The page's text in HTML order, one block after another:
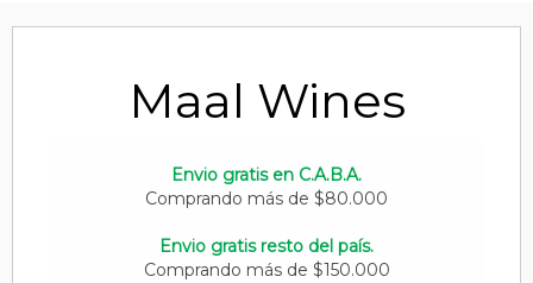
Maal Wines
Envio gratis en C.A.B.A.
Comprando más de $80.000
Envio gratis resto del país.
Comprando más de $150.000